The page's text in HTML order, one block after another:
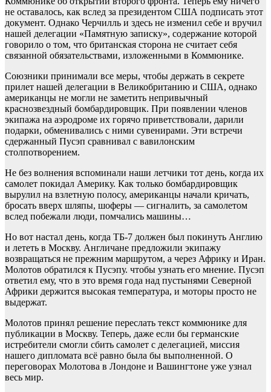
не оставалось, как вслед за президентом США подписать этот
документ. Однако Черчилль и здесь не изменил себе и вручил
нашей делегации «Памятную записку», содержание которой
говорило о том, что британская сторона не считает себя
связанной обязательствами, изложенными в Коммюнике.
Союзники принимали все меры, чтобы держать в секрете
прилет нашей делегации в Великобританию и США, однако
американцы не могли не заметить непривычный
краснозвездный бомбардировщик. При появлении членов
экипажа на аэродроме их горячо приветствовали, дарили
подарки, обменивались с ними сувенирами. Эти встречи
сдержанный Пусэп сравнивал с вавилонским
столпотворением.
Не без волнения вспоминали наши летчики тот день, когда их
самолет покидал Америку. Как только бомбардировщик
вырулил на взлетную полосу, американцы начали кричать,
бросать вверх шляпы, шоферы — сигналить, за самолетом
вслед побежали люди, помчались машины…
Но вот настал день, когда ТБ-7 должен был покинуть Англию
и лететь в Москву. Англичане предложили экипажу
возвращаться не прежним маршрутом, а через Африку и Иран.
Молотов обратился к Пусэпу. чтобы узнать его мнение. Пусэп
ответил ему, что в это время года над пустынями Северной
Африки держится высокая температура, и моторы просто не
выдержат.
Молотов принял решение переслать текст коммюнике для
публикации в Москву. Теперь, даже если бы германские
истребители смогли сбить самолет с делегацией, миссия
нашего дипломата всё равно была бы выполненной. О
переговорах Молотова в Лондоне и Вашингтоне уже узнал
весь мир.